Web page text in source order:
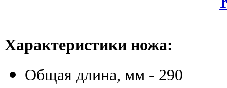
Характеристики ножа:
Общая длина, мм - 290